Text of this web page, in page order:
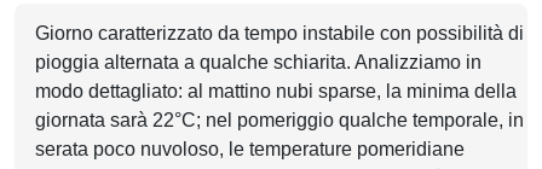
Giorno caratterizzato da tempo instabile con possibilità di
pioggia alternata a qualche schiarita. Analizziamo in
modo dettagliato: al mattino nubi sparse, la minima della
giornata sarà 22°C; nel pomeriggio qualche temporale, in
serata poco nuvoloso, le temperature pomeridiane